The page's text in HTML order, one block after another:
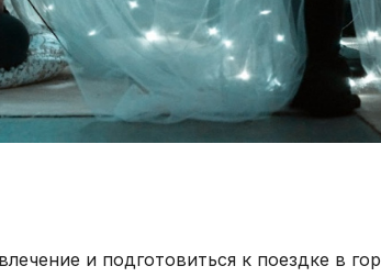
и подготовиться к поездке в